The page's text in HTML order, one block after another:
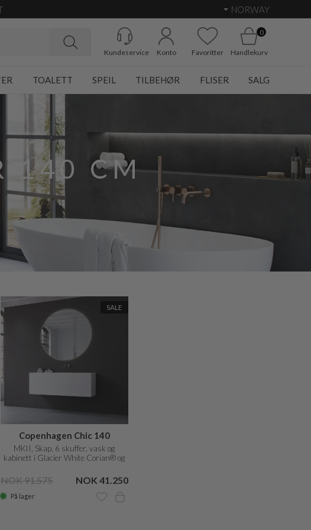
NORWAY
Kundeservice Konto Favoritter
0
Handlekurv
TOALETT SPEIL TILBEHØR FLISER SALG
140 CM
SALE
Copenhagen Chic 140
MKII, Skap, 6 skuffer, vask og
kabinett i Glacier White Corian® og
NOK 91.575 NOK 41.250
På lager